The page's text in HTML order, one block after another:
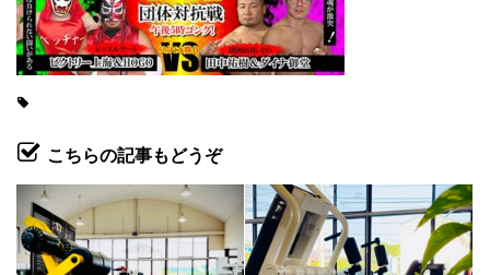
こちらの記事もどうぞ